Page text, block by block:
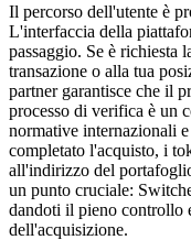
Il percorso dell'utente è
L'interfaccia della
passaggio. Se è richiesta
transazione o alla tua
partner garantisce che il
processo di verifica è un
normative internazionali
completato l'acquisto, i
all'indirizzo del
un punto cruciale:
dandoti il pieno controllo
dell'acquisizione.